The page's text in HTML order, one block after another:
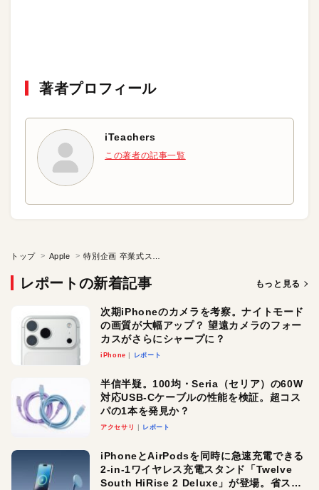
著者プロフィール
iTeachers
この著者の記事一覧
トップ Apple
レポートの新着記事 もっと見る
次期iPhoneのカメラを考察。ナイトモード
の画質が大幅アップ？ 望遠カメラのフォー
カスがさらにシャープに？
iPhone レポート
半信半疑。100均・Seria（セリア）の60W
対応USB-Cケーブルの性能を検証。超コス
パの1本を発見か？
アクセサリ レポート
iPhoneとAirPodsを同時に急速充電できる
2-in-1ワイヤレス充電スタンド「Twelve
South HiRise 2 Deluxe」が登場。省スペ